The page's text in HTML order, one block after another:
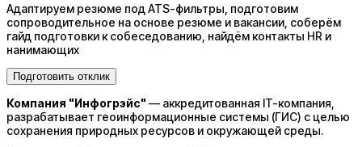
Адаптируем резюме под ATS-фильтры, подготовим
сопроводительное на основе резюме и вакансии, соберём
гайд подготовки к собеседованию, найдём контакты HR и
нанимающих
Подготовить отклик
Компания "Инфогрэйс" — аккредитованная IT-компания,
разрабатывает геоинформационные системы (ГИС) с целью
сохранения природных ресурсов и окружающей среды.